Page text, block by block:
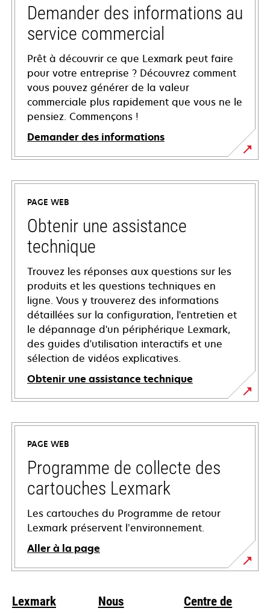
Demander des informations au
service commercial
Prêt à découvrir ce que Lexmark peut faire
pour votre entreprise ? Découvrez comment
vous pouvez générer de la valeur
commerciale plus rapidement que vous ne le
pensiez. Commençons !
Demander des informations
PAGE WEB
Obtenir une assistance
technique
Trouvez les réponses aux questions sur les
produits et les questions techniques en
ligne. Vous y trouverez des informations
détaillées sur la configuration, l'entretien et
le dépannage d'un périphérique Lexmark,
des guides d'utilisation interactifs et une
sélection de vidéos explicatives.
Obtenir une assistance technique
s’ouvre
dans
nouvel
onglet
PAGE WEB
Programme de collecte des
cartouches Lexmark
Les cartouches du Programme de retour
Lexmark préservent l’environnement.
Aller à la page
Lexmark
Nous
Centre de